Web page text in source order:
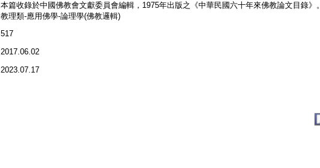
本篇收錄於中國佛教會文獻委員會編輯，1975年出版之《中華民國六十年來佛教論文目錄》。
教理類-應用佛學-論理學(佛教邏輯)
517
2017.06.02
2023.07.17